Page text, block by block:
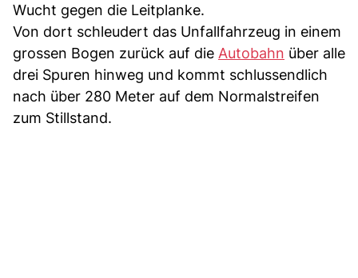
Wucht gegen die Leitplanke.
Von dort schleudert das Unfallfahrzeug in einem
grossen Bogen zurück auf die Autobahn über alle
drei Spuren hinweg und kommt schlussendlich
nach über 280 Meter auf dem Normalstreifen
zum Stillstand.